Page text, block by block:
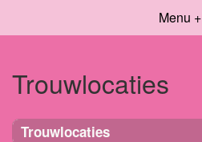
Menu +
Trouwlocaties
Trouwlocaties